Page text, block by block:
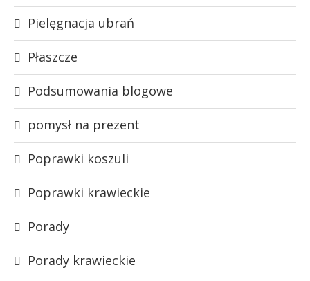
Pielęgnacja ubrań
Płaszcze
Podsumowania blogowe
pomysł na prezent
Poprawki koszuli
Poprawki krawieckie
Porady
Porady krawieckie